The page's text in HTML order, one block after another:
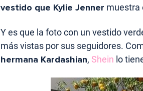
vestido que Kylie Jenner muestra
Y es que la foto con un vestido
más vistas por sus seguidores.
hermana Kardashian, Shein lo